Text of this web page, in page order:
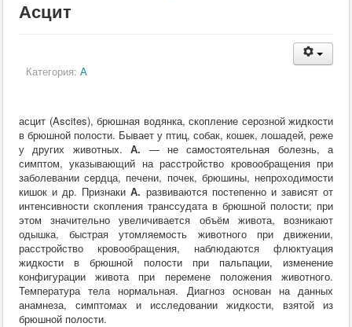
Асцит
Категория: А
асцит (Ascites), брюшная водянка, скопление серозной жидкости
в брюшной полости. Бывает у птиц, собак, кошек, лошадей, реже
у других животных.А.
— не самостоятельная болезнь, а
симптом, указывающий на расстройство кровообращения при
заболевании сердца, печени, почек, брюшины, непроходимости
кишок и др. ПризнакиА. развиваются постепенно и зависят от
интенсивности скопления транссудата в брюшной полости; при
этом значительно увеличивается объём живота, возникают
одышка, быстрая утомляемость животного при движении,
расстройство кровообращения, наблюдаются флюктуация
жидкости в брюшной полости при пальпации, изменение
конфигурации живота при перемене положения животного.
Температура тела нормальная. Диагноз основан на данных
анамнеза, симптомах и исследовании жидкости, взятой из
брюшной полости.